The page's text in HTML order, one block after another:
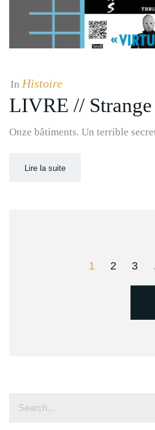
In Histoire
LIVRE //
Onze bâtiments. Un terrible
Lire la suite
1 2 3